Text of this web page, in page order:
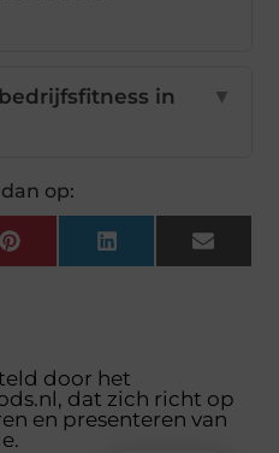
in
▼
op:
PinterestLinkedInEmail
door het
dat zich richt op
en presenteren van